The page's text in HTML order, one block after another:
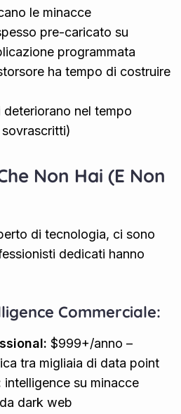
le minacce
pre-caricato su
programmata
ha tempo di costruire
nel tempo
Non Hai (E Non
di tecnologia, ci sono
dedicati hanno
Commerciale:
$999+/anno –
tra migliaia di data point
intelligence su minacce
dark web